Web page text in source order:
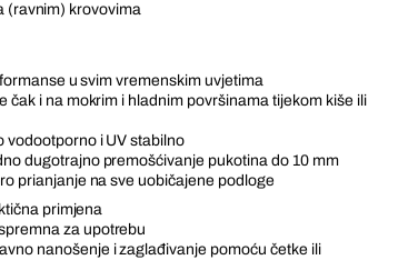
(ravnim) krovovima
u svim vremenskim uvjetima
čak i na mokrim i hladnim površinama tijekom kiše ili
vodootporno i UV stabilno
dugotrajno premošćivanje pukotina do 10 mm
prianjanje na sve uobičajene podloge
primjena
za upotrebu
nanošenje i zaglađivanje pomoću četke ili